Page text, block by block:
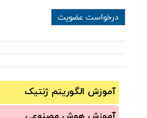
آموزش الگوریتم ژنتیک